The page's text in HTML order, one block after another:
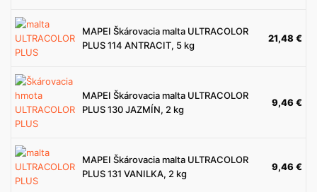
MAPEI Škárovacia malta ULTRACOLOR
PLUS 114 ANTRACIT, 5 kg
21,48€
MAPEI Škárovacia malta ULTRACOLOR
PLUS 130 JAZMÍN, 2 kg
9,46€
MAPEI Škárovacia malta ULTRACOLOR
PLUS 131 VANILKA, 2 kg
9,46€